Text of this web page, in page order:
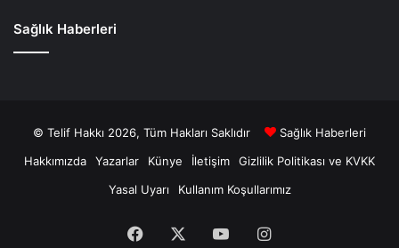
Sağlık Haberleri
© Telif Hakkı 2026, Tüm Hakları Saklıdır
Sağlık Haberleri
Hakkımızda
Yazarlar Künye İletişim
Gizlilik Politikası ve KVKK
Yasal Uyarı
Kullanım Koşullarımız
Facebook YouTubeInstagram